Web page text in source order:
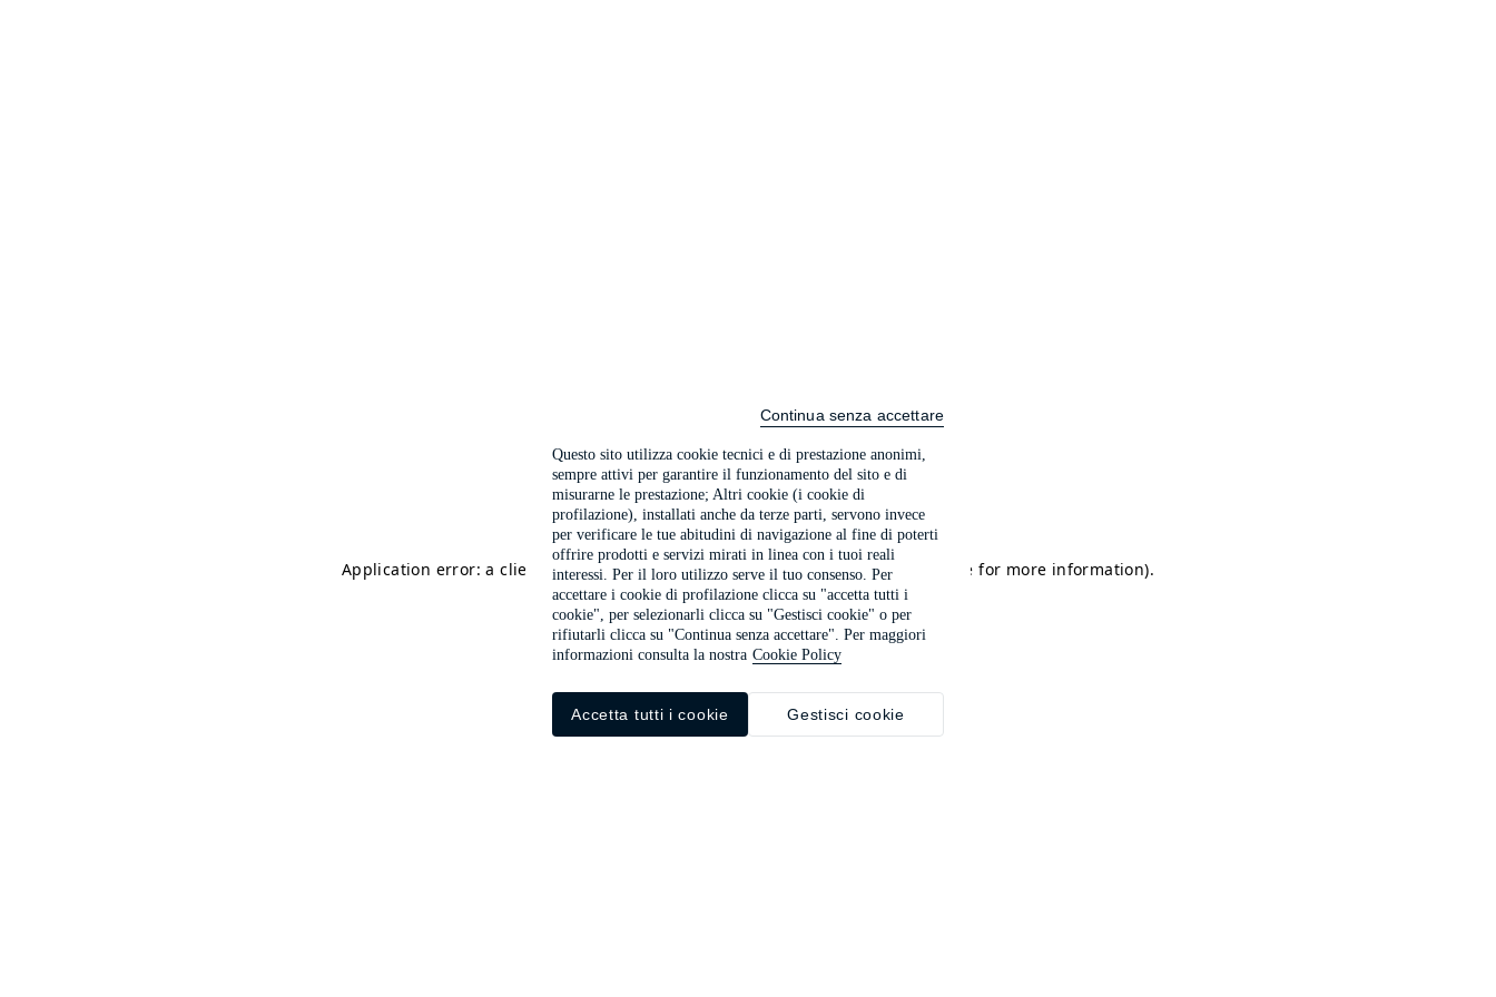
Application error: a client-side exception has occurred (see the browser console for more information).
Questo sito utilizza cookie tecnici e di prestazione anonimi,
sempre attivi per garantire il funzionamento del sito e di
misurarne le prestazione; Altri cookie (i cookie di
profilazione), installati anche da terze parti, servono invece
per verificare le tue abitudini di navigazione al fine di poterti
offrire prodotti e servizi mirati in linea con i tuoi reali
interessi. Per il loro utilizzo serve il tuo consenso. Per
accettare i cookie di profilazione clicca su "accetta tutti i
cookie", per selezionarli clicca su "Gestisci cookie" o per
rifiutarli clicca su "Continua senza accettare". Per maggiori
informazioni consulta la nostra Cookie Policy
Gestisci cookie
Accetta tutti i cookie
Continua senza accettare